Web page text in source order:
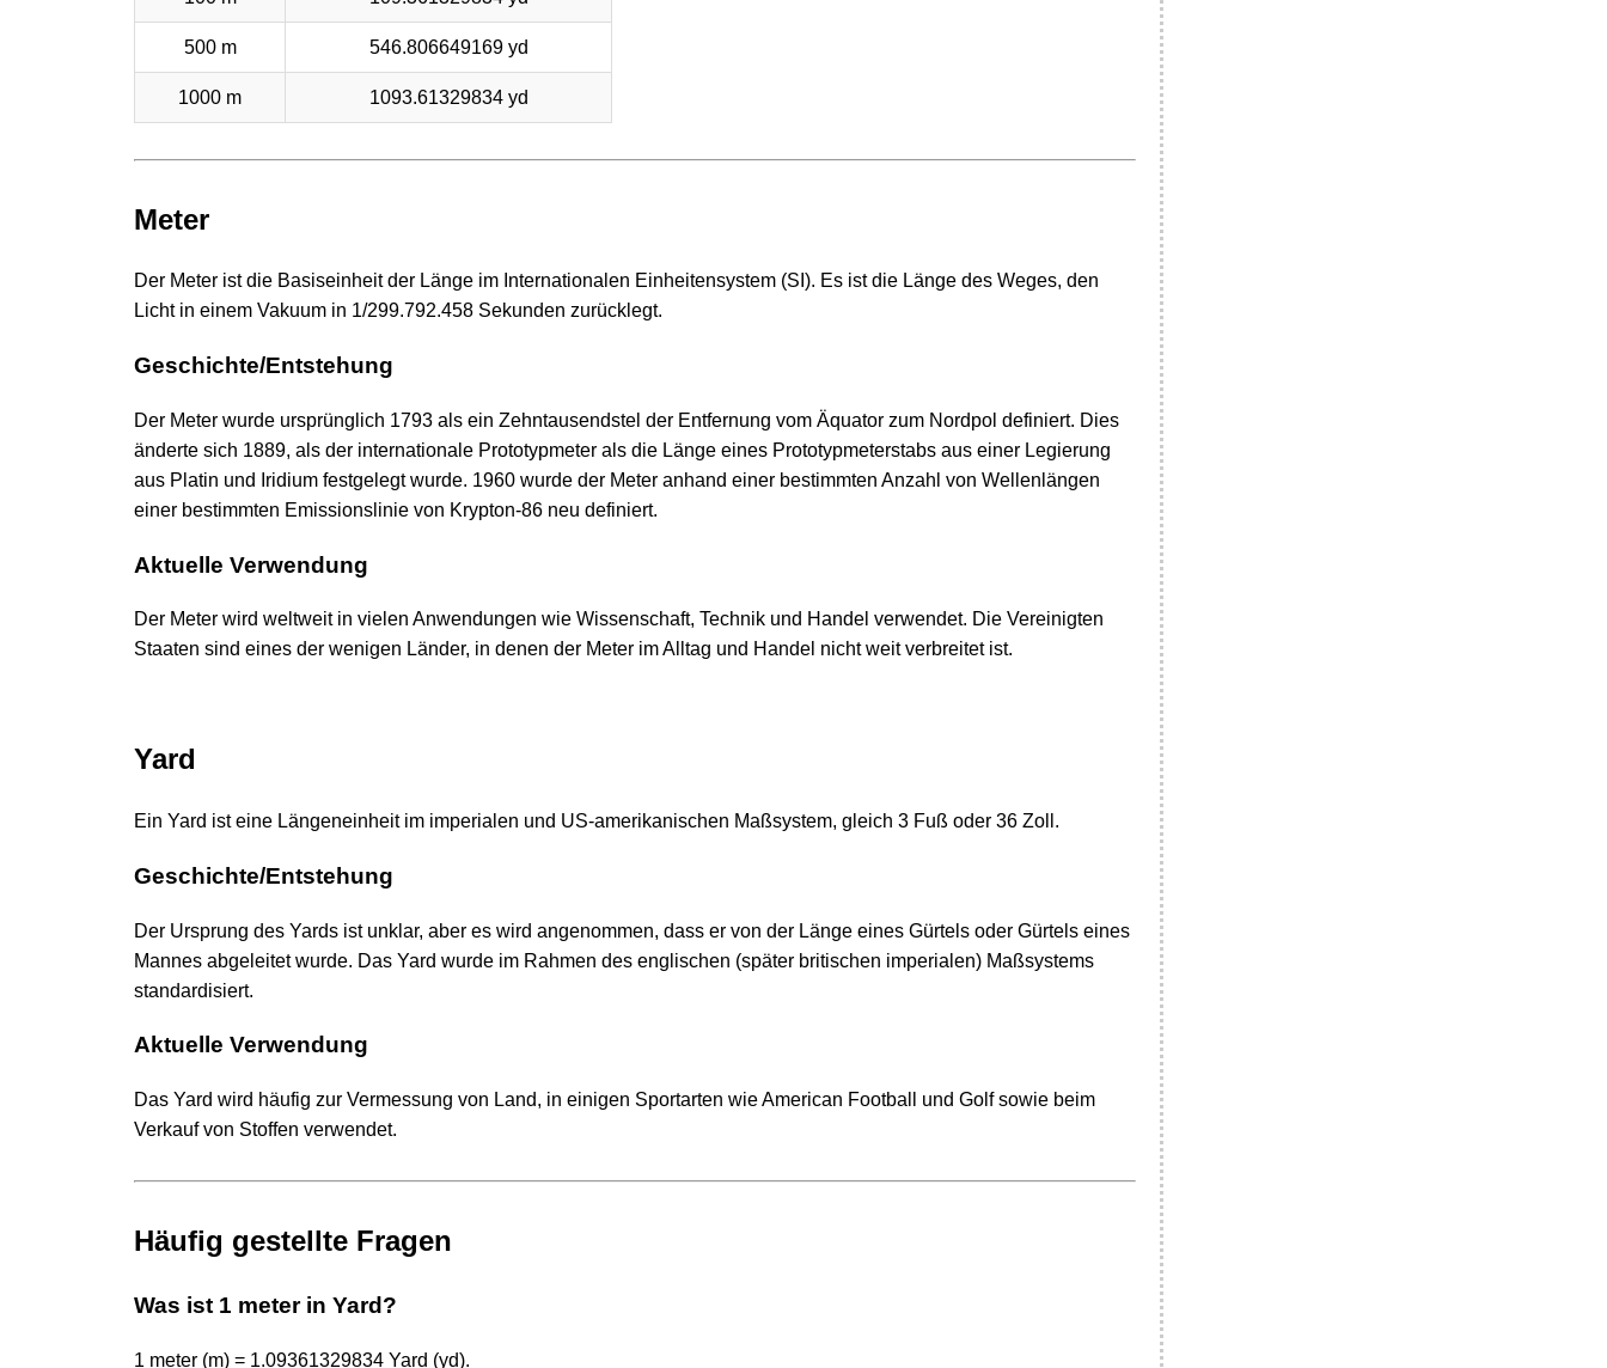
500 m 546.806649169 yd
1000 m 1093.61329834 yd
Meter
Der Meter ist die Basiseinheit der Länge im Internationalen Einheitensystem (SI). Es ist die Länge des Weges, den
Licht in einem Vakuum in 1/299.792.458 Sekunden zurücklegt.
Geschichte/Entstehung
Der Meter wurde ursprünglich 1793 als ein Zehntausendstel der Entfernung vom Äquator zum Nordpol definiert. Dies
änderte sich 1889, als der internationale Prototypmeter als die Länge eines Prototypmeterstabs aus einer Legierung
aus Platin und Iridium festgelegt wurde. 1960 wurde der Meter anhand einer bestimmten Anzahl von Wellenlängen
einer bestimmten Emissionslinie von Krypton-86 neu definiert.
Aktuelle Verwendung
Der Meter wird weltweit in vielen Anwendungen wie Wissenschaft, Technik und Handel verwendet. Die Vereinigten
Staaten sind eines der wenigen Länder, in denen der Meter im Alltag und Handel nicht weit verbreitet ist.
Yard
Ein Yard ist eine Längeneinheit im imperialen und US-amerikanischen Maßsystem, gleich 3 Fuß oder 36 Zoll.
Geschichte/Entstehung
Der Ursprung des Yards ist unklar, aber es wird angenommen, dass er von der Länge eines Gürtels oder Gürtels eines
Mannes abgeleitet wurde. Das Yard wurde im Rahmen des englischen (später britischen imperialen) Maßsystems
standardisiert.
Aktuelle Verwendung
Das Yard wird häufig zur Vermessung von Land, in einigen Sportarten wie American Football und Golf sowie beim
Verkauf von Stoffen verwendet.
Häufig gestellte Fragen
Was ist 1 meter in Yard?
1 meter (m) = 1.09361329834 Yard (yd).